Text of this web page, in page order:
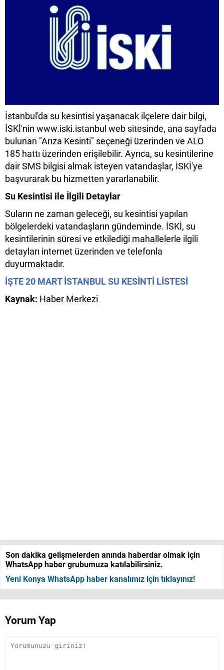
İstanbul'da su kesintisi yaşanacak ilçelere dair bilgi,
İSKİ'nin www.iski.istanbul web sitesinde, ana sayfada
bulunan "Arıza Kesinti" seçeneği üzerinden ve ALO
185 hattı üzerinden erişilebilir. Ayrıca, su kesintilerine
dair SMS bilgisi almak isteyen vatandaşlar, İSKİ'ye
başvurarak bu hizmetten yararlanabilir.
Su Kesintisi ile İlgili Detaylar
Suların ne zaman geleceği, su kesintisi yapılan
bölgelerdeki vatandaşların gündeminde. İSKİ, su
kesintilerinin süresi ve etkilediği mahallelerle ilgili
detayları internet üzerinden ve telefonla
duyurmaktadır.
İŞTE 20 MART İSTANBUL SU KESİNTİ LİSTESİ
Kaynak: Haber Merkezi
Son dakika gelişmelerden anında haberdar olmak için
WhatsApp haber grubumuza katılabilirsiniz.
Yeni Konya WhatsApp haber kanalımız için tıklayınız!
Yorum Yap